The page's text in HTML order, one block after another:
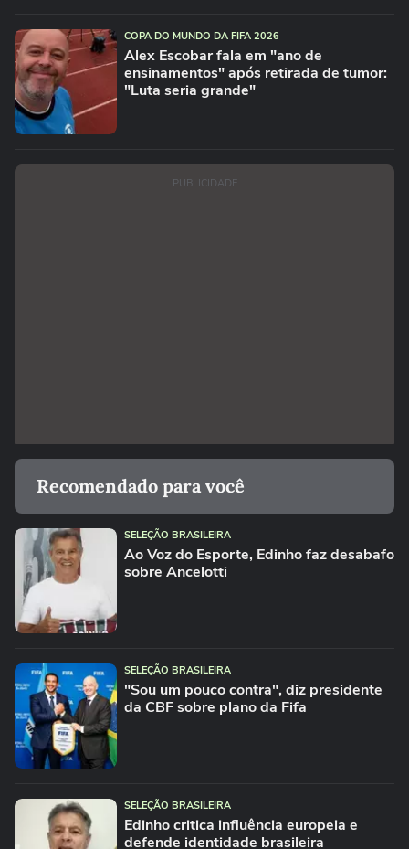
COPA DO MUNDO DA FIFA 2026
Alex Escobar fala em "ano de
ensinamentos" após retirada de tumor:
"Luta seria grande"
PUBLICIDADE
Recomendado para você
SELEÇÃO BRASILEIRA
Ao Voz do Esporte, Edinho faz desabafo
sobre Ancelotti
SELEÇÃO BRASILEIRA
"Sou um pouco contra", diz presidente
da CBF sobre plano da Fifa
SELEÇÃO BRASILEIRA
Edinho critica influência europeia e
defende identidade brasileira